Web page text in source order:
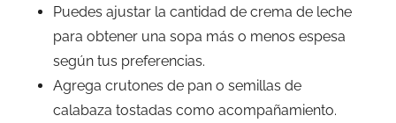
Puedes ajustar la cantidad de crema de leche
para obtener una sopa más o menos espesa
según tus preferencias.
Agrega crutones de pan o semillas de
calabaza tostadas como acompañamiento.